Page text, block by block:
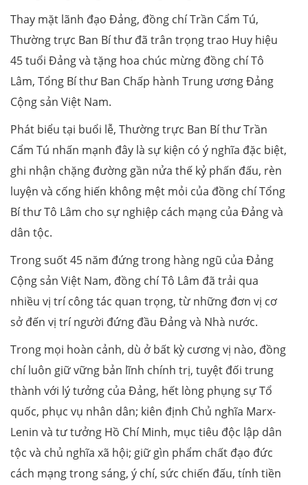
Thay mặt lãnh đạo Đảng, đồng chí Trần Cẩm Tú,
Thường trực Ban Bí thư đã trân trọng trao Huy hiệu
45 tuổi Đảng và tặng hoa chúc mừng đồng chí Tô
Lâm, Tổng Bí thư Ban Chấp hành Trung ương Đảng
Cộng sản Việt Nam.
Phát biểu tại buổi lễ, Thường trực Ban Bí thư Trần
Cẩm Tú nhấn mạnh đây là sự kiện có ý nghĩa đặc biệt,
ghi nhận chặng đường gần nửa thế kỷ phấn đấu, rèn
luyện và cống hiến không mệt mỏi của đồng chí Tổng
Bí thư Tô Lâm cho sự nghiệp cách mạng của Đảng và
dân tộc.
Trong suốt 45 năm đứng trong hàng ngũ của Đảng
Cộng sản Việt Nam, đồng chí Tô Lâm đã trải qua
nhiều vị trí công tác quan trọng, từ những đơn vị cơ
sở đến vị trí người đứng đầu Đảng và Nhà nước.
Trong mọi hoàn cảnh, dù ở bất kỳ cương vị nào, đồng
chí luôn giữ vững bản lĩnh chính trị, tuyệt đối trung
thành với lý tưởng của Đảng, hết lòng phụng sự Tổ
quốc, phục vụ nhân dân; kiên định Chủ nghĩa Marx-
Lenin và tư tưởng Hồ Chí Minh, mục tiêu độc lập dân
tộc và chủ nghĩa xã hội; giữ gìn phẩm chất đạo đức
cách mạng trong sáng, ý chí, sức chiến đấu, tính tiền